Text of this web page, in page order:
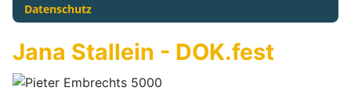
Datenschutz
Jana Stallein - DOK.fest